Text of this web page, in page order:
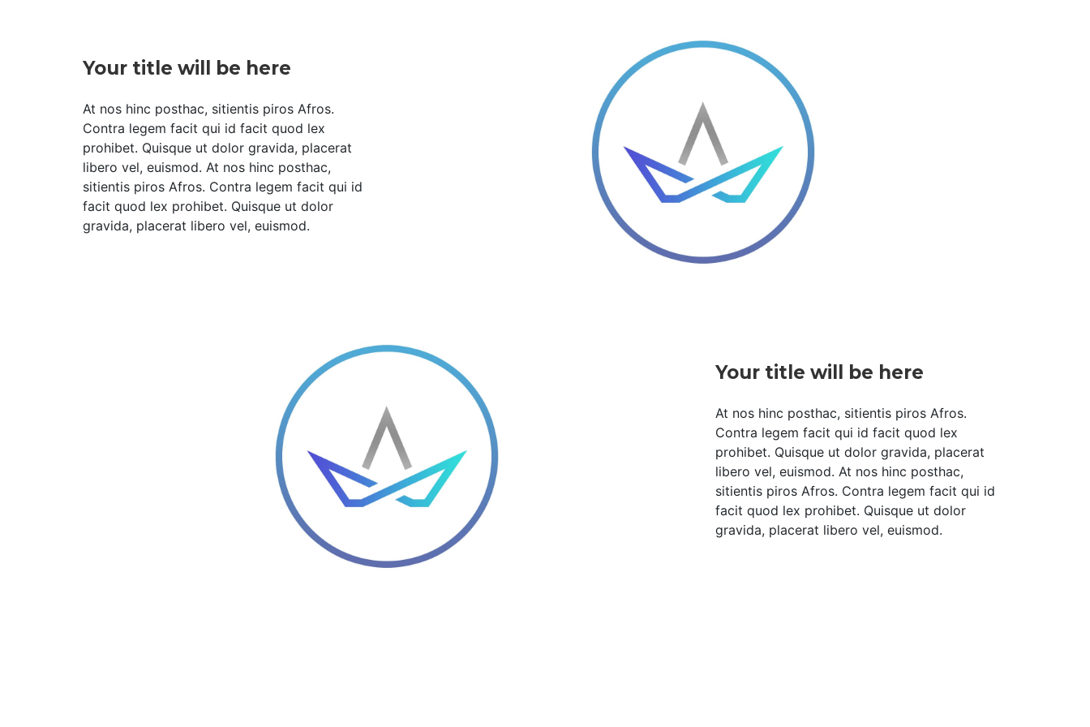
Your title will be here
At nos hinc posthac, sitientis piros Afros.
Contra legem facit qui id facit quod lex
prohibet. Quisque ut dolor gravida, placerat
libero vel, euismod. At nos hinc posthac,
sitientis piros Afros. Contra legem facit qui id
facit quod lex prohibet. Quisque ut dolor
gravida, placerat libero vel, euismod.
Your title will be here
At nos hinc posthac, sitientis piros Afros.
Contra legem facit qui id facit quod lex
prohibet. Quisque ut dolor gravida, placerat
libero vel, euismod. At nos hinc posthac,
sitientis piros Afros. Contra legem facit qui id
facit quod lex prohibet. Quisque ut dolor
gravida, placerat libero vel, euismod.